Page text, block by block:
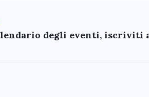
degli eventi, iscriviti